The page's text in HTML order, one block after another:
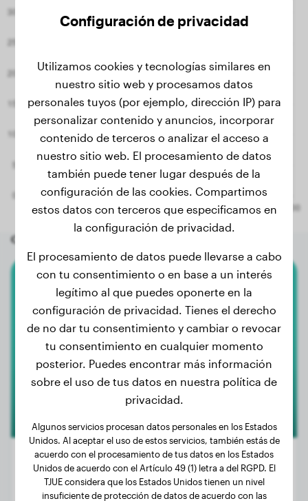
Otros perros aleatorios
Husky
Beautiful Zhiva From the Touch
of Speed
Peso:
16 kg
Configuración de privacidad
Utilizamos cookies y tecnologías similares en
nuestro sitio web y procesamos datos
personales tuyos (por ejemplo, dirección IP) para
personalizar contenido y anuncios, incorporar
contenido de terceros o analizar el acceso a
nuestro sitio web. El procesamiento de datos
también puede tener lugar después de la
configuración de las cookies. Compartimos
estos datos con terceros que especificamos en
la configuración de privacidad.
El procesamiento de datos puede llevarse a cabo
con tu consentimiento o en base a un interés
legítimo al que puedes oponerte en la
configuración de privacidad. Tienes el derecho
de no dar tu consentimiento y cambiar o revocar
tu consentimiento en cualquier momento
posterior. Puedes encontrar más información
sobre el uso de tus datos en nuestra política de
privacidad.
Algunos servicios procesan datos personales en los Estados
Unidos. Al aceptar el uso de estos servicios, también estás de
acuerdo con el procesamiento de tus datos en los Estados
Unidos de acuerdo con el Artículo 49 (1) letra a del RGPD. El
TJUE considera que los Estados Unidos tienen un nivel
insuficiente de protección de datos de acuerdo con las